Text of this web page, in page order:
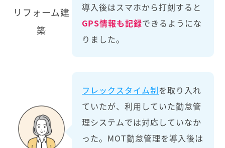
リフォーム建
築
導入後はスマホから打刻すると
GPS情報も記録できるようにな
りました。
フレックスタイム制を取り入れ
ていたが、利用していた勤怠管
理システムでは対応していなか
った。MOT勤怠管理を導入後は